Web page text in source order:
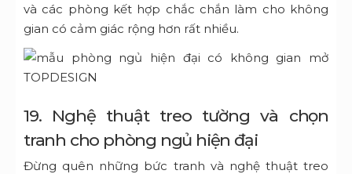
và các phòng kết hợp chắc chắn làm cho không
gian có cảm giác rộng hơn rất nhiều.
19. Nghệ thuật treo tường và chọn
tranh cho phòng ngủ hiện đại
Đừng quên những bức tranh và nghệ thuật treo